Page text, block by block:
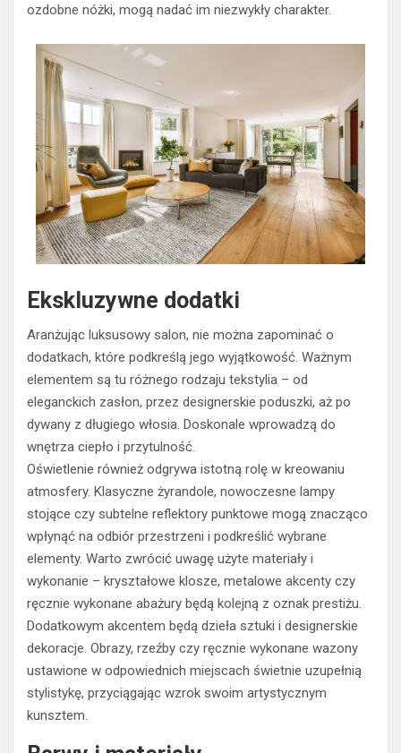
ozdobne nóżki, mogą nadać im niezwykły charakter.
Ekskluzywne dodatki
Aranżując luksusowy salon, nie można zapominać o
dodatkach, które podkreślą jego wyjątkowość. Ważnym
elementem są tu różnego rodzaju tekstylia – od
eleganckich zasłon, przez designerskie poduszki, aż po
dywany z długiego włosia. Doskonale wprowadzą do
wnętrza ciepło i przytulność.
Oświetlenie również odgrywa istotną rolę w kreowaniu
atmosfery. Klasyczne żyrandole, nowoczesne lampy
stojące czy subtelne reflektory punktowe mogą znacząco
wpłynąć na odbiór przestrzeni i podkreślić wybrane
elementy. Warto zwrócić uwagę użyte materiały i
wykonanie – kryształowe klosze, metalowe akcenty czy
ręcznie wykonane abażury będą kolejną z oznak prestiżu.
Dodatkowym akcentem będą dzieła sztuki i designerskie
dekoracje. Obrazy, rzeźby czy ręcznie wykonane wazony
ustawione w odpowiednich miejscach świetnie uzupełnią
stylistykę, przyciągając wzrok swoim artystycznym
kunsztem.